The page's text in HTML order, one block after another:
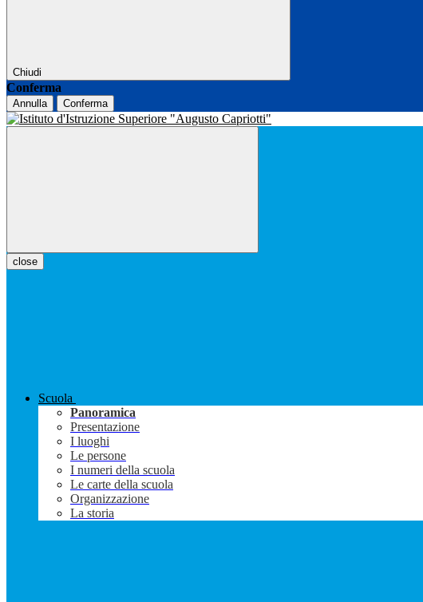
Chiudi
Conferma
Annulla Conferma
close
Scuola
Panoramica
Presentazione
I luoghi
Le persone
I numeri della scuola
Le carte della scuola
Organizzazione
La storia